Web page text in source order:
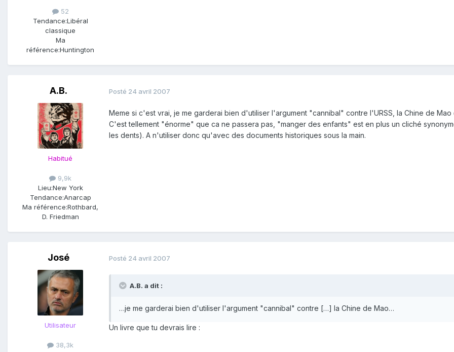
52
Tendance:Libéral
classique
Ma
référence:Huntington
A.B.
Habitué
9,9k
Lieu:New York
Tendance:Anarcap
Ma référence:Rothbard,
D. Friedman
Posté 24 avril 2007
Meme si c'est vrai, je me garderai bien d'utiliser l'argument "cannibal" contre l'URSS, la Chine de Mao
C'est tellement "énorme" que ca ne passera pas, "manger des enfants" est en plus un cliché
les dents). A n'utiliser donc qu'avec des documents historiques sous la main.
José
Utilisateur
38,3k
Posté 24 avril 2007
A.B. a dit :
…je me garderai bien d'utiliser l'argument "cannibal" contre […] la Chine de Mao…
Un livre que tu devrais lire :